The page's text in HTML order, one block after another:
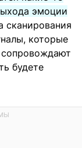
эмоции
сканирования
которые
будете